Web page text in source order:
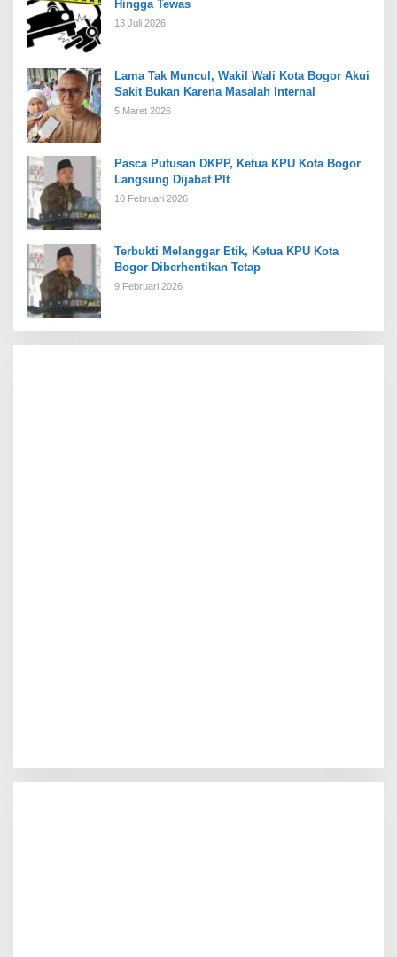
Hingga Tewas
13 Juli 2026
Lama Tak Muncul, Wakil Wali Kota Bogor Akui
Sakit Bukan Karena Masalah Internal
5 Maret 2026
Pasca Putusan DKPP, Ketua KPU Kota Bogor
Langsung Dijabat Plt
10 Februari 2026
Terbukti Melanggar Etik, Ketua KPU Kota
Bogor Diberhentikan Tetap
9 Februari 2026